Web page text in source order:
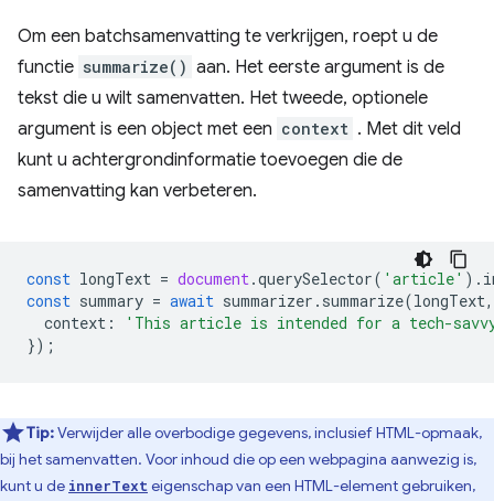
Om een ​​batchsamenvatting te verkrijgen, roept u de
functie summarize() aan. Het eerste argument is de
tekst die u wilt samenvatten. Het tweede, optionele
argument is een object met een context . Met dit veld
kunt u achtergrondinformatie toevoegen die de
samenvatting kan verbeteren.
const longText = document.querySelector( 'article' ).
const summary = await summarizer . summarize(longText,
context :
'This article is intended for a tech-
});
Tip:Verwijder alle overbodige gegevens, inclusief HTML-opmaak,
bij het samenvatten. Voor inhoud die op een webpagina aanwezig is,
kunt u de innerText eigenschap van een HTML-element gebruiken,